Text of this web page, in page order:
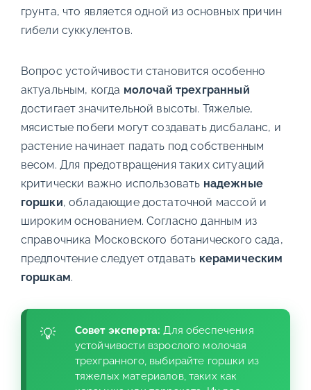
грунта, что является одной из основных причин
гибели суккулентов.
Вопрос устойчивости становится особенно
актуальным, когда молочай трехгранный
достигает значительной высоты. Тяжелые,
мясистые побеги могут создавать дисбаланс, и
растение начинает падать под собственным
весом. Для предотвращения таких ситуаций
критически важно использовать надежные
горшки, обладающие достаточной массой и
широким основанием. Согласно данным из
справочника Московского ботанического сада,
предпочтение следует отдавать керамическим
горшкам.
Совет эксперта: Для обеспечения
устойчивости взрослого молочая
трехгранного, выбирайте горшки из
тяжелых материалов, таких как